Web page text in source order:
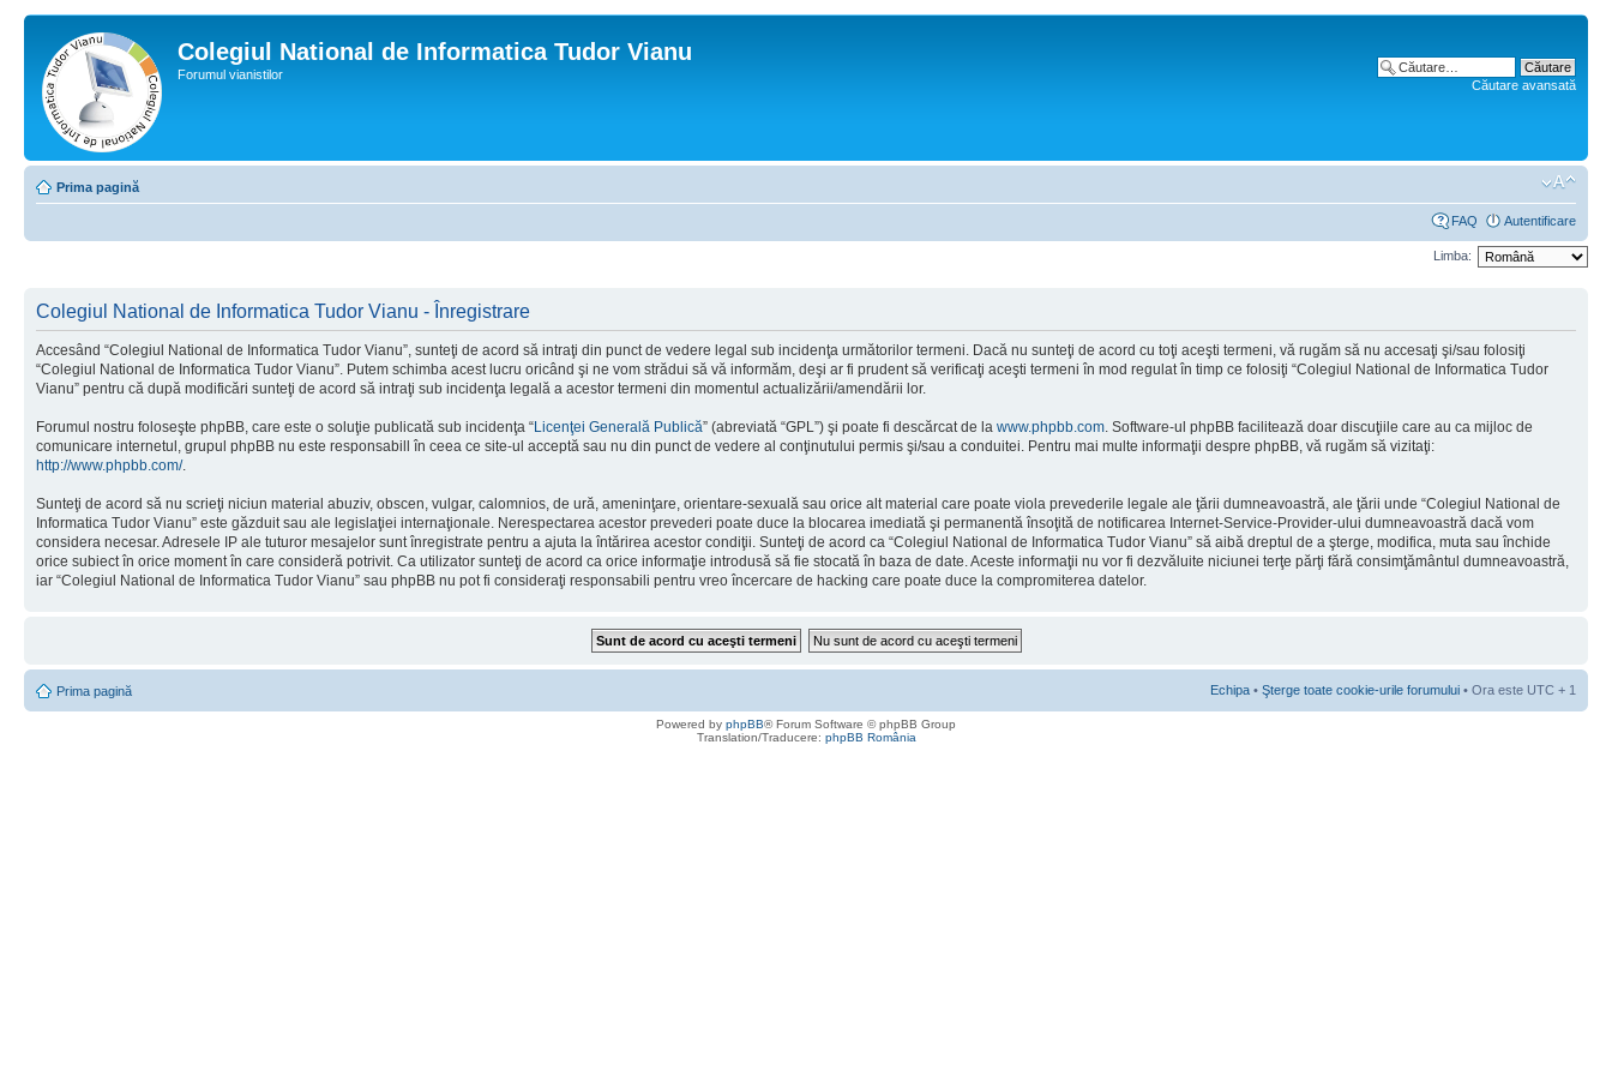
Colegiul National de Informatica Tudor Vianu
Forumul vianistilor
Căutare avansată
Prima pagină
FAQ Autentificare
Limba:
Colegiul National de Informatica Tudor Vianu - Înregistrare
Accesând “Colegiul National de Informatica Tudor Vianu”, sunteţi de acord să intraţi din punct de vedere legal sub incidenţa următorilor termeni. Dacă nu sunteţi de acord cu toţi aceşti termeni, vă rugăm să nu accesaţi şi/sau folosiţi
“Colegiul National de Informatica Tudor Vianu”. Putem schimba acest lucru oricând şi ne vom strădui să vă informăm, deşi ar fi prudent să verificaţi aceşti termeni în mod regulat în timp ce folosiţi “Colegiul National de Informatica Tudor
Vianu” pentru că după modificări sunteţi de acord să intraţi sub incidenţa legală a acestor termeni din momentul actualizării/amendării lor.
Forumul nostru foloseşte phpBB, care este o soluţie publicată sub incidenţa “Licenţei Generală Publică” (abreviată “GPL”) şi poate fi descărcat de la www.phpbb.com . Software-ul phpBB facilitează doar discuţiile care au ca mijloc de
comunicare internetul, grupul phpBB nu este responsabill în ceea ce site-ul acceptă sau nu din punct de vedere al conţinutului permis şi/sau a conduitei. Pentru mai multe informaţii despre phpBB, vă rugăm să vizitaţi:
http://www.phpbb.com/.
Sunteţi de acord să nu scrieţi niciun material abuziv, obscen, vulgar, calomnios, de ură, ameninţare, orientare-sexuală sau orice alt material care poate viola prevederile legale ale ţării dumneavoastră, ale ţării unde “Colegiul National de
Informatica Tudor Vianu” este găzduit sau ale legislaţiei internaţionale. Nerespectarea acestor prevederi poate duce la blocarea imediată şi permanentă însoţită de notificarea Internet-Service-Provider-ului dumneavoastră dacă vom
considera necesar. Adresele IP ale tuturor mesajelor sunt înregistrate pentru a ajuta la întărirea acestor condiţii. Sunteţi de acord ca “Colegiul National de Informatica Tudor Vianu” să aibă dreptul de a şterge, modifica, muta sau închide
orice subiect în orice moment în care consideră potrivit. Ca utilizator sunteţi de acord ca orice informaţie introdusă să fie stocată în baza de date. Aceste informaţii nu vor fi dezvăluite niciunei terţe părţi fără consimţământul dumneavoastră,
iar “Colegiul National de Informatica Tudor Vianu” sau phpBB nu pot fi consideraţi responsabili pentru vreo încercare de hacking care poate duce la compromiterea datelor.
Prima pagină Echipa • Şterge toate cookie-urile forumului • Ora este UTC + 1
Powered by phpBB® Forum Software © phpBB Group
Translation/Traducere: phpBB România